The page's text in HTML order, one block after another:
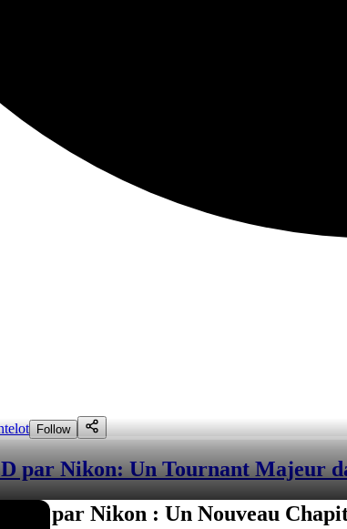
Follow
par Nikon: Un Tournant Majeur
par Nikon : Un Nouveau